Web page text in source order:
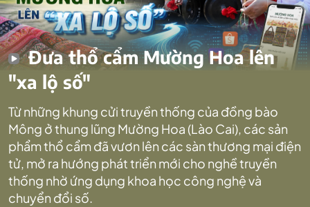
Đưa thổ cẩm Mường Hoa lên
"xa lộ số"
Từ những khung cửi truyền thống của đồng bào
Mông ở thung lũng Mường Hoa (Lào Cai), các sản
phẩm thổ cẩm đã vươn lên các sàn thương mại điện
tử, mở ra hướng phát triển mới cho nghề truyền
thống nhờ ứng dụng khoa học công nghệ và
chuyển đổi số.